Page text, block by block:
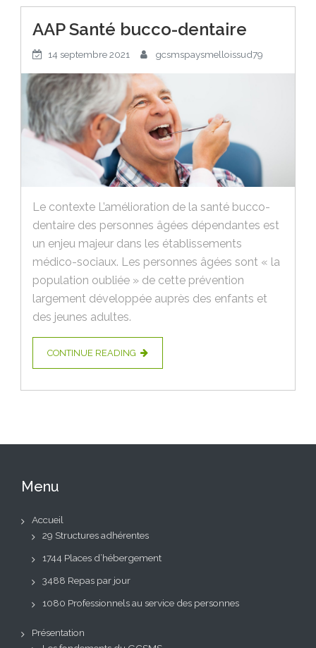
AAP Santé bucco-dentaire
14 septembre 2021 gcsmspaysmelloissud79
Le contexte L’amélioration de la santé bucco-
dentaire des personnes âgées dépendantes est
un enjeu majeur dans les établissements
médico-sociaux. Les personnes âgées sont « la
population oubliée » de cette prévention
largement développée auprès des enfants et
des jeunes adultes.
CONTINUE READING
Menu
Accueil
29 Structures adhérentes
1744 Places d’hébergement
3488 Repas par jour
1080 Professionnels au service des personnes
Présentation